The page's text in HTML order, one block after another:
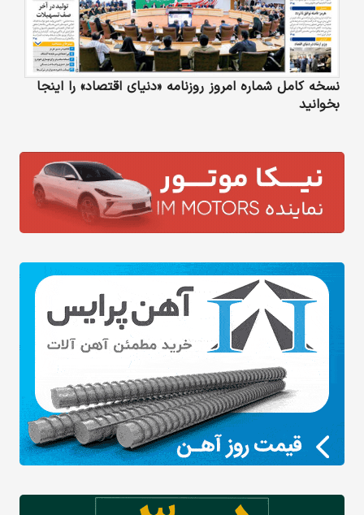
نسخه کامل شماره امروز روزنامه «دنیای‌ اقتصاد» را اینجا
بخوانید